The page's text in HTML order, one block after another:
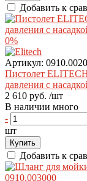
Добавить к
0%
Артикул:
Пистолет
давления с
2 610 руб. /шт
В наличии много
-
шт
Купить
Добавить к